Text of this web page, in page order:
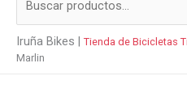
por:
Iruña Bikes | Tienda de Bicicletas
Marlin